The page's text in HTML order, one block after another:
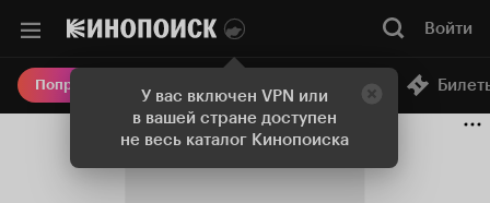
У вас включен VPN или
в вашей стране доступен
не весь каталог Кинопоиска
Войти
Попробовать Плюс Онлайн-кинотеатр